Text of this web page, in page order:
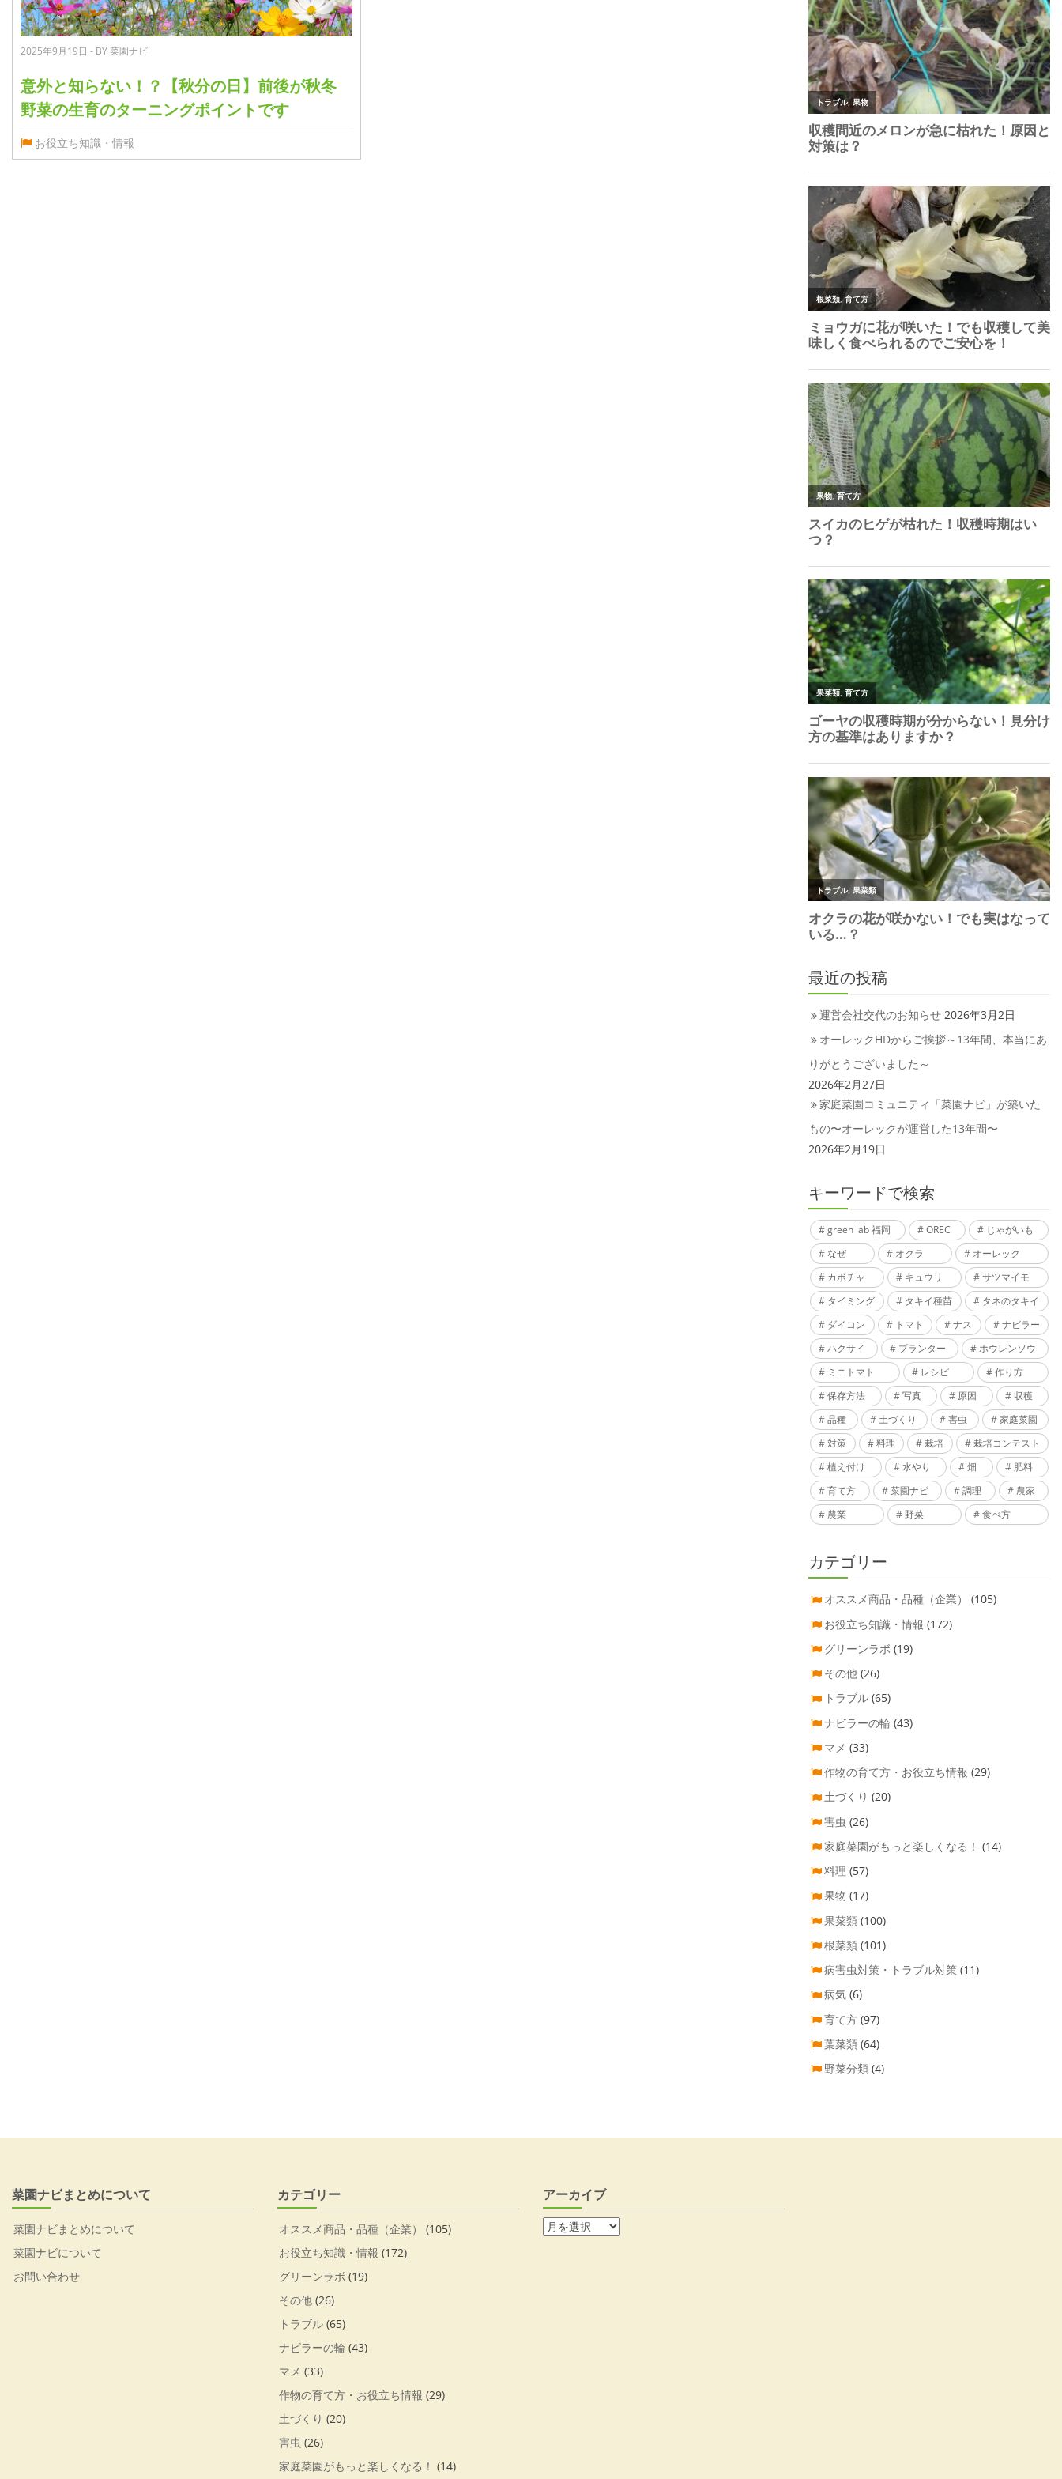
2025年9月19日 - BY 菜園ナビ
意外と知らない！？【秋分の日】前後が秋冬
野菜の生育のターニングポイントです
お役立ち知識・情報
最近の投稿
運営会社交代のお知らせ 2026年3月2日
オーレックHDからご挨拶～13年間、本当にあ
りがとうございました～
2026年2月27日
家庭菜園コミュニティ「菜園ナビ」が築いた
もの〜オーレックが運営した13年間〜
2026年2月19日
キーワードで検索
green lab 福岡 OREC
じゃがいも
なぜ
オクラ
オーレック
カボチャ
キュウリ
サツマイモ
タイミング
タキイ種苗
タネのタキイ
ダイコン
トマト ナス
ナビラー
ハクサイ
プランター
ホウレンソウ
ミニトマト
レシピ
作り方
保存方法
写真 原因
収穫
品種
土づくり 害虫
家庭菜園
対策
料理 栽培
栽培コンテスト
植え付け
水やり 畑
肥料
育て方
菜園ナビ 調理
農家
農業
野菜 食べ方
カテゴリー
オススメ商品・品種（企業）
(105)
お役立ち知識・情報 (172)
グリーンラボ (19)
その他 (26)
トラブル (65)
ナビラーの輪 (43)
マメ (33)
作物の育て方・お役立ち情報 (29)
土づくり (20)
害虫 (26)
家庭菜園がもっと楽しくなる！ (14)
料理 (57)
果物 (17)
果菜類 (100)
根菜類 (101)
病害虫対策・トラブル対策 (11)
病気 (6)
育て方 (97)
葉菜類 (64)
野菜分類 (4)
菜園ナビまとめについて
菜園ナビまとめについて
菜園ナビについて
お問い合わせ
カテゴリー
オススメ商品・品種（企業）
(105)
お役立ち知識・情報 (172)
グリーンラボ (19)
その他 (26)
トラブル (65)
ナビラーの輪 (43)
マメ (33)
作物の育て方・お役立ち情報 (29)
土づくり (20)
害虫 (26)
家庭菜園がもっと楽しくなる！ (14)
アーカイブ